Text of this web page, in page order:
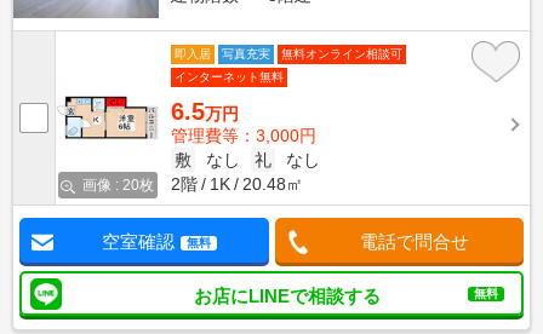
画像 : 20枚
即入居 写真充実
無料オンライン相談可
インターネット無料
6.5万円
管理費等：3,000円
敷
なし 礼
なし
2階
1K 20.48㎡
空室確認 無料 電話で問合せ
お店にLINEで相談する 無料